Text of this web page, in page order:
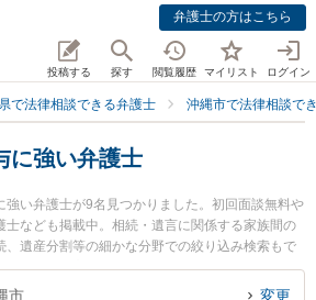
弁護士の方はこちら
投稿する 探す 閲覧履歴 マイリスト ログイン
で法律相談できる弁護士 沖縄市で法律相談で
に強い弁護士
強い弁護士が9名見つかりました。初回面談無料や
士なども掲載中。相続・遺言に関係する家族間の
、遺産分割等の細かな分野での絞り込み検索もで
律事務所の髙田 慎介弁護士や吉村正夫法律事務所
律事務所 沖縄中部支店の水野 貴之弁護士のプロ
市 変更